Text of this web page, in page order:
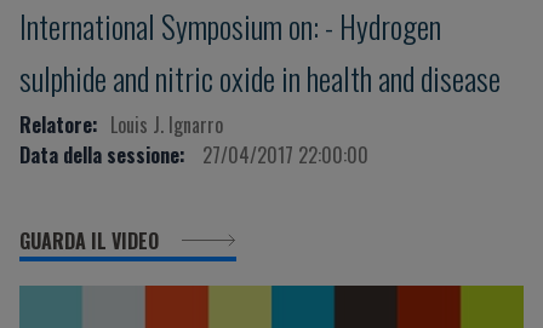
International Symposium on: - Hydrogen
sulphide and nitric oxide in health and disease
Relatore: Louis J. Ignarro
Data della sessione:
27/04/2017 22:00:00
GUARDA IL VIDEO